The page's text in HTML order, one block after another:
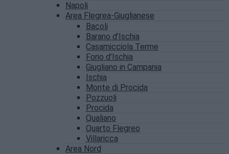
Napoli
Area Flegrea-Giuglianese
Bacoli
Barano d’Ischia
Casamicciola Terme
Forio d’Ischia
Giugliano in Campania
Ischia
Monte di Procida
Pozzuoli
Procida
Qualiano
Quarto Flegreo
Villaricca
Area Nord